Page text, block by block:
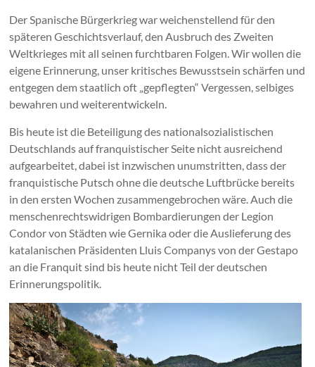
Der Spanische Bürgerkrieg war weichenstellend für den
späteren Geschichtsverlauf, den Ausbruch des Zweiten
Weltkrieges mit all seinen furchtbaren Folgen. Wir wollen die
eigene Erinnerung, unser kritisches Bewusstsein schärfen und
entgegen dem staatlich oft „gepflegten“ Vergessen, selbiges
bewahren und weiterentwickeln.
Bis heute ist die Beteiligung des nationalsozialistischen
Deutschlands auf franquistischer Seite nicht ausreichend
aufgearbeitet, dabei ist inzwischen unumstritten, dass der
franquistische Putsch ohne die deutsche Luftbrücke bereits
in den ersten Wochen zusammengebrochen wäre. Auch die
menschenrechtswidrigen Bombardierungen der Legion
Condor von Städten wie Gernika oder die Auslieferung des
katalanischen Präsidenten Lluis Companys von der Gestapo
an die Franquit sind bis heute nicht Teil der deutschen
Erinnerungspolitik.